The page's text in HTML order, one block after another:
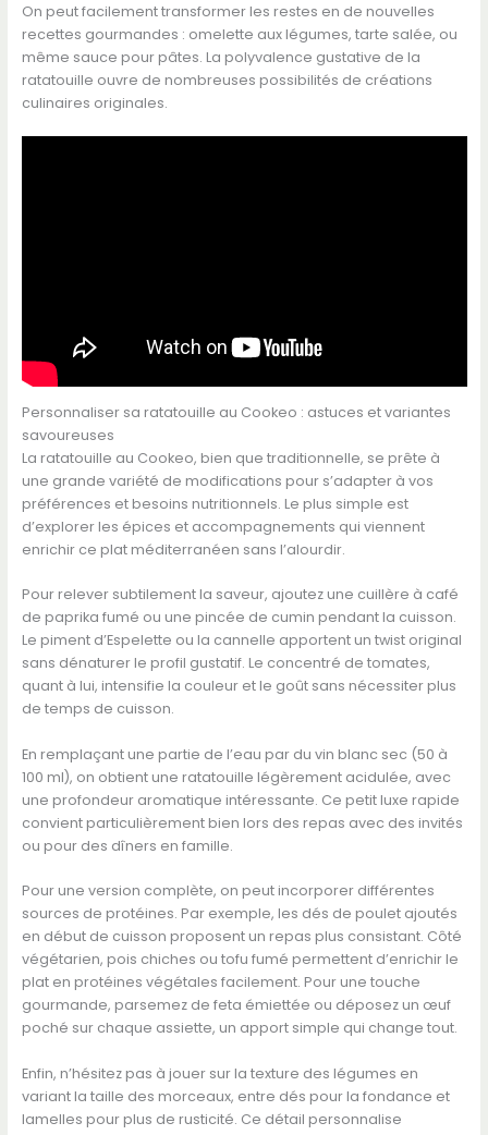
On peut facilement transformer les restes en de nouvelles
recettes gourmandes : omelette aux légumes, tarte salée, ou
même sauce pour pâtes. La polyvalence gustative de la
ratatouille ouvre de nombreuses possibilités de créations
culinaires originales.
Personnaliser sa ratatouille au Cookeo : astuces et variantes
savoureuses
La ratatouille au Cookeo, bien que traditionnelle, se prête à
une grande variété de modifications pour s’adapter à vos
préférences et besoins nutritionnels. Le plus simple est
d’explorer les épices et accompagnements qui viennent
enrichir ce plat méditerranéen sans l’alourdir.
Pour relever subtilement la saveur, ajoutez une cuillère à café
de paprika fumé ou une pincée de cumin pendant la cuisson.
Le piment d’Espelette ou la cannelle apportent un twist original
sans dénaturer le profil gustatif. Le concentré de tomates,
quant à lui, intensifie la couleur et le goût sans nécessiter plus
de temps de cuisson.
En remplaçant une partie de l’eau par du vin blanc sec (50 à
100 ml), on obtient une ratatouille légèrement acidulée, avec
une profondeur aromatique intéressante. Ce petit luxe rapide
convient particulièrement bien lors des repas avec des invités
ou pour des dîners en famille.
Pour une version complète, on peut incorporer différentes
sources de protéines. Par exemple, les dés de poulet ajoutés
en début de cuisson proposent un repas plus consistant. Côté
végétarien, pois chiches ou tofu fumé permettent d’enrichir le
plat en protéines végétales facilement. Pour une touche
gourmande, parsemez de feta émiettée ou déposez un œuf
poché sur chaque assiette, un apport simple qui change tout.
Enfin, n’hésitez pas à jouer sur la texture des légumes en
variant la taille des morceaux, entre dés pour la fondance et
lamelles pour plus de rusticité. Ce détail personnalise